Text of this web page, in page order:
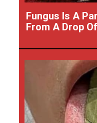
Fungus Is A
From A Drop